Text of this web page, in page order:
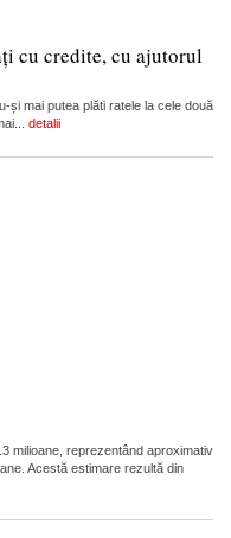
cu credite, cu ajutorul
și mai putea plăti ratele la cele două
detalii
milioane, reprezentând aproximativ
Acestă estimare rezultă din